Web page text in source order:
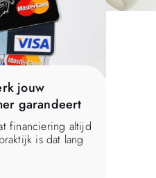
jouw
garandeert
financiering altijd
is dat lang